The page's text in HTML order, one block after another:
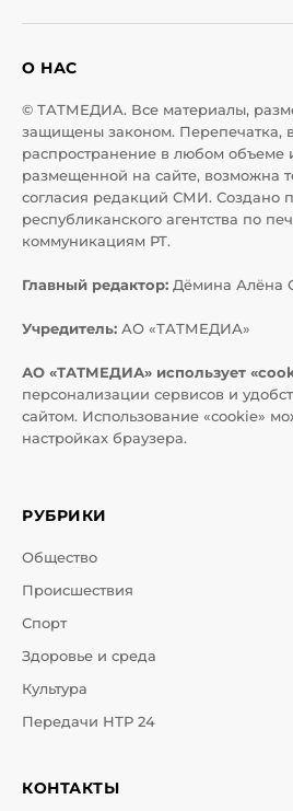
О НАС
© ТАТМЕДИА. Все материалы,
защищены законом. Перепечатка,
распространение в любом объеме
размещенной на сайте, возможна
согласия редакций СМИ. Создано
республиканского агентства по
коммуникациям РТ.
Главный редактор: Дёмина Алёна
Учредитель: АО «ТАТМЕДИА»
АО «ТАТМЕДИА» использует
персонализации сервисов и
сайтом. Использование «cookie»
настройках браузера.
РУБРИКИ
Общество
Происшествия
Спорт
Здоровье и среда
Культура
Передачи НТР 24
КОНТАКТЫ